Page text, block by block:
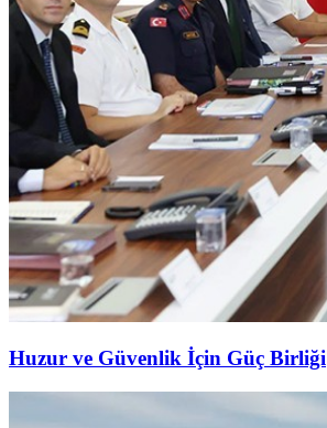
Huzur ve Güvenlik İçin Güç Birliği